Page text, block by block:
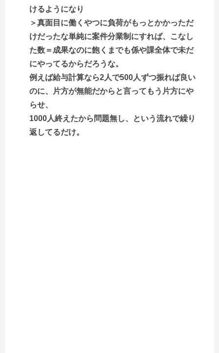
けるようになり
＞真面目に働くやつに負荷がもっとかかっただ
けだったな単純に案件分業制にすれば、こなし
た数＝成果なのに飽くまでも係や課全体で未だ
にやってるからだろうな。
例えば給与計算なら2人で500人ずつ振れば良い
のに、片方が無能だからと言ってもう片方にや
らせ、
1000人終えたから問題無し、という流れで繰り
返してるだけ。